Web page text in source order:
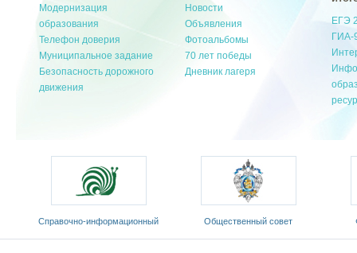
Модернизация
образования
Телефон доверия
Муниципальное задание
Безопасность дорожного
движения
Новости
Объявления
Фотоальбомы
70 лет победы
Дневник лагеря
ЕГЭ
ГИА-
Cправочно-информационный
портал «Русский язык»
Общественный совет
Министерства образования и